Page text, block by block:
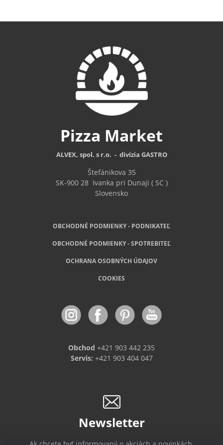
Pizza Market
ALVEX, spol. s r.o. - divízia GASTRO
Štefánikova 35
SK-900 28Ivanka pri Dunaji ( SC )
Slovensko
OBCHODNÉ PODMIENKY - PODNIKATEĽ
OBCHODNÉ PODMIENKY - SPOTREBITEĽ
OCHRANA OSOBNÝCH ÚDAJOV
COOKIES
Obchod +421 903 442 235
Servis: +421 903 404 047
Newsletter